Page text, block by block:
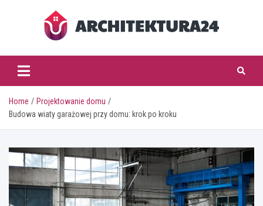
architektura24.pl
Home
Projektowanie domu
Budowa wiaty garażowej przy domu: krok po kroku